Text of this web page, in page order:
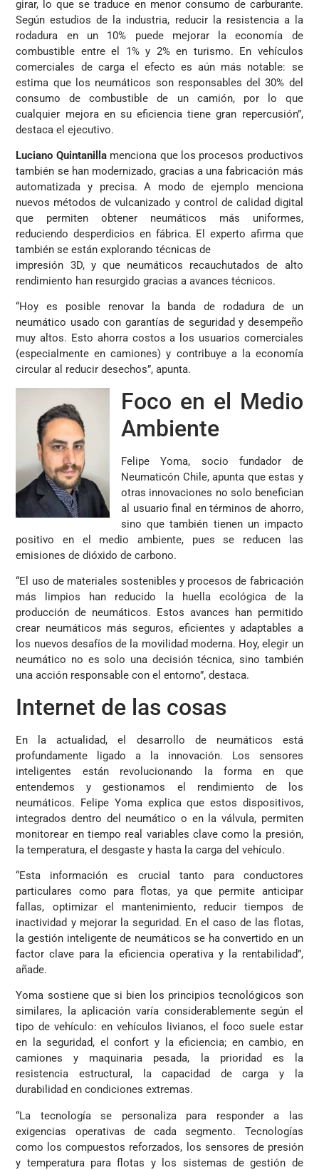
girar, lo que se traduce en menor consumo de carburante.
Según estudios de la industria, reducir la resistencia a la
rodadura en un 10% puede mejorar la economía de
combustible entre el 1% y 2% en turismo. En vehículos
comerciales de carga el efecto es aún más notable: se
estima que los neumáticos son responsables del 30% del
consumo de combustible de un camión, por lo que
cualquier mejora en su eficiencia tiene gran repercusión”,
destaca el ejecutivo.
Luciano Quintanillamenciona que los procesos productivos
también se han modernizado, gracias a una fabricación más
automatizada y precisa. A modo de ejemplo menciona
nuevos métodos de vulcanizado y control de calidad digital
que permiten obtener neumáticos más uniformes,
reduciendo desperdicios en fábrica. El experto afirma que
también se están explorando técnicas de
impresión 3D, y que neumáticos recauchutados de alto
rendimiento han resurgido gracias a avances técnicos.
“Hoy es posible renovar la banda de rodadura de un
neumático usado con garantías de seguridad y desempeño
muy altos. Esto ahorra costos a los usuarios comerciales
(especialmente en camiones) y contribuye a la economía
circular al reducir desechos”, apunta.
Foco en el Medio
Ambiente
Felipe Yoma, socio fundador de
Neumaticón Chile, apunta que estas y
otras innovaciones no solo benefician
al usuario final en términos de ahorro,
sino que también tienen un impacto
positivo en el medio ambiente, pues se reducen las
emisiones de dióxido de carbono.
“El uso de materiales sostenibles y procesos de fabricación
más limpios han reducido la huella ecológica de la
producción de neumáticos. Estos avances han permitido
crear neumáticos más seguros, eficientes y adaptables a
los nuevos desafíos de la movilidad moderna. Hoy, elegir un
neumático no es solo una decisión técnica, sino también
una acción responsable con el entorno”, destaca.
Internet de las cosas
En la actualidad, el desarrollo de neumáticos está
profundamente ligado a la innovación. Los sensores
inteligentes están revolucionando la forma en que
entendemos y gestionamos el rendimiento de los
neumáticos. Felipe Yoma explica que estos dispositivos,
integrados dentro del neumático o en la válvula, permiten
monitorear en tiempo real variables clave como la presión,
la temperatura, el desgaste y hasta la carga del vehículo.
“Esta información es crucial tanto para conductores
particulares como para flotas, ya que permite anticipar
fallas, optimizar el mantenimiento, reducir tiempos de
inactividad y mejorar la seguridad. En el caso de las flotas,
la gestión inteligente de neumáticos se ha convertido en un
factor clave para la eficiencia operativa y la rentabilidad”,
añade.
Yoma sostiene que si bien los principios tecnológicos son
similares, la aplicación varía considerablemente según el
tipo de vehículo: en vehículos livianos, el foco suele estar
en la seguridad, el confort y la eficiencia; en cambio, en
camiones y maquinaria pesada, la prioridad es la
resistencia estructural, la capacidad de carga y la
durabilidad en condiciones extremas.
“La tecnología se personaliza para responder a las
exigencias operativas de cada segmento. Tecnologías
como los compuestos reforzados, los sensores de presión
y temperatura para flotas y los sistemas de gestión de